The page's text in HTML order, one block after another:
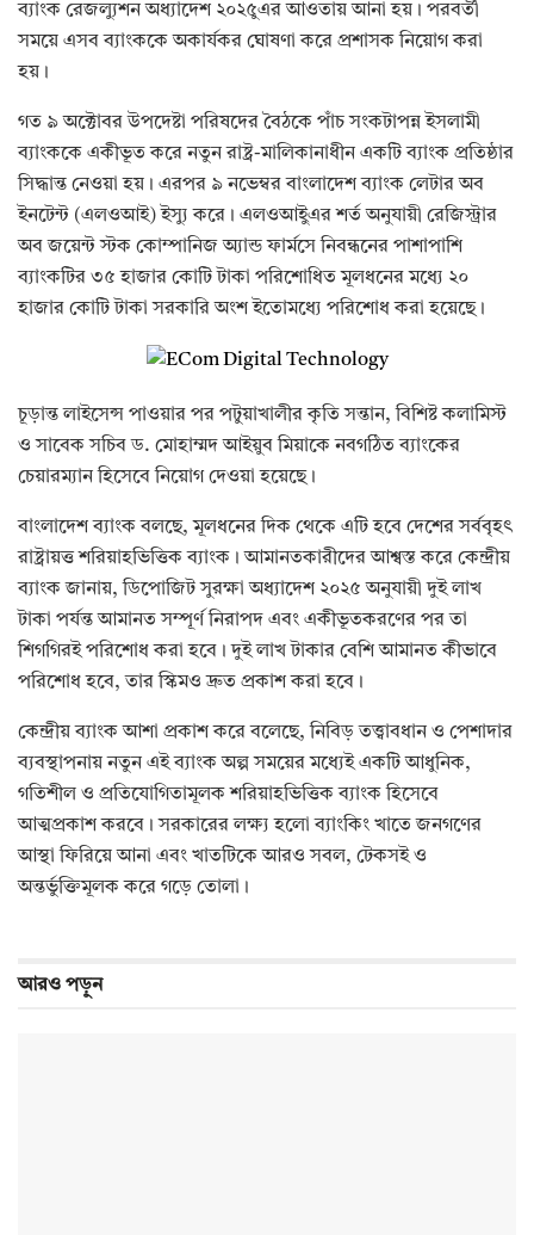
ব্যাংক রেজল্যুশন অধ্যাদেশ ২০২৫ুএর আওতায় আনা হয়। পরবর্তী
সময়ে এসব ব্যাংককে অকার্যকর ঘোষণা করে প্রশাসক নিয়োগ করা
হয়।
গত ৯ অক্টোবর উপদেষ্টা পরিষদের বৈঠকে পাঁচ সংকটাপন্ন ইসলামী
ব্যাংককে একীভূত করে নতুন রাষ্ট্র-মালিকানাধীন একটি ব্যাংক প্রতিষ্ঠার
সিদ্ধান্ত নেওয়া হয়। এরপর ৯ নভেম্বর বাংলাদেশ ব্যাংক লেটার অব
ইনটেন্ট (এলওআই) ইস্যু করে। এলওআইুএর শর্ত অনুযায়ী রেজিস্ট্রার
অব জয়েন্ট স্টক কোম্পানিজ অ্যান্ড ফার্মসে নিবন্ধনের পাশাপাশি
ব্যাংকটির ৩৫ হাজার কোটি টাকা পরিশোধিত মূলধনের মধ্যে ২০
হাজার কোটি টাকা সরকারি অংশ ইতোমধ্যে পরিশোধ করা হয়েছে।
চূড়ান্ত লাইসেন্স পাওয়ার পর পটুয়াখালীর কৃতি সন্তান, বিশিষ্ট কলামিস্ট
ও সাবেক সচিব ড. মোহাম্মদ আইয়ুব মিয়াকে নবগঠিত ব্যাংকের
চেয়ারম্যান হিসেবে নিয়োগ দেওয়া হয়েছে।
বাংলাদেশ ব্যাংক বলছে, মূলধনের দিক থেকে এটি হবে দেশের সর্ববৃহৎ
রাষ্ট্রায়ত্ত শরিয়াহভিত্তিক ব্যাংক। আমানতকারীদের আশ্বস্ত করে কেন্দ্রীয়
ব্যাংক জানায়, ডিপোজিট সুরক্ষা অধ্যাদেশ ২০২৫ অনুযায়ী দুই লাখ
টাকা পর্যন্ত আমানত সম্পূর্ণ নিরাপদ এবং একীভূতকরণের পর তা
শিগগিরই পরিশোধ করা হবে। দুই লাখ টাকার বেশি আমানত কীভাবে
পরিশোধ হবে, তার স্কিমও দ্রুত প্রকাশ করা হবে।
কেন্দ্রীয় ব্যাংক আশা প্রকাশ করে বলেছে, নিবিড় তত্ত্বাবধান ও পেশাদার
ব্যবস্থাপনায় নতুন এই ব্যাংক অল্প সময়ের মধ্যেই একটি আধুনিক,
গতিশীল ও প্রতিযোগিতামূলক শরিয়াহভিত্তিক ব্যাংক হিসেবে
আত্মপ্রকাশ করবে। সরকারের লক্ষ্য হলো ব্যাংকিং খাতে জনগণের
আস্থা ফিরিয়ে আনা এবং খাতটিকে আরও সবল, টেকসই ও
অন্তর্ভুক্তিমূলক করে গড়ে তোলা।
আরও পড়ুন